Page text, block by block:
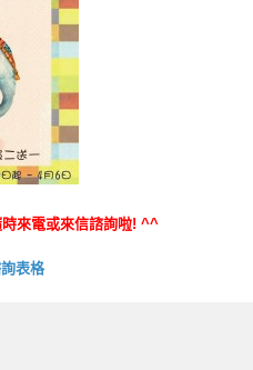
來電或來信諮詢啦! ^^
表格